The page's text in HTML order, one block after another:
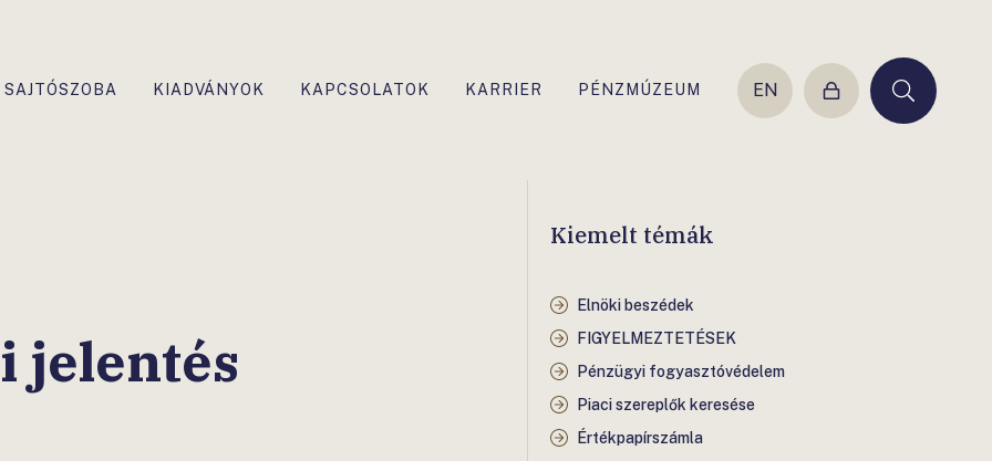
SAJTÓSZOBA KIADVÁNYOK KAPCSOLATOK KARRIER PÉNZMÚZEUM EN
Belépés Keresés
jelentés
Kiemelt témák
Elnöki beszédek
FIGYELMEZTETÉSEK
Pénzügyi fogyasztóvédelem
Piaci szereplők keresése
Értékpapírszámla